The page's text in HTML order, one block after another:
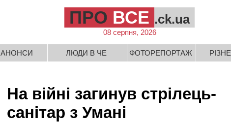
ПРО ВСЕ .ck.ua
08 серпня, 2026
АНОНСИ ЛЮДИ В ЧЕ ФОТОРЕПОРТАЖ РІЗНЕ
На війні загинув стрілець-
санітар з Умані